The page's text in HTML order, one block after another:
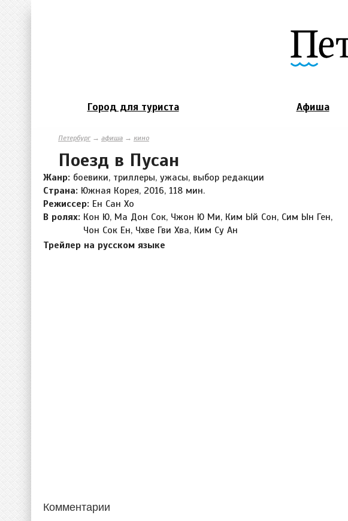
Город для туриста Афиша
Петербург→ афиша → кино
Поезд в Пусан
Жанр: боевики, триллеры, ужасы, выбор редакции
Страна: Южная Корея, 2016, 118 мин.
Режиссер: Ен Сан Хо
В ролях: Кон Ю, Ма Дон Сок, Чжон Ю Ми, Ким Ый Сон, Сим Ын Ген,
Чон Сок Ен, Чхве Гви Хва, Ким Су Ан
Трейлер на русском языке
Комментарии